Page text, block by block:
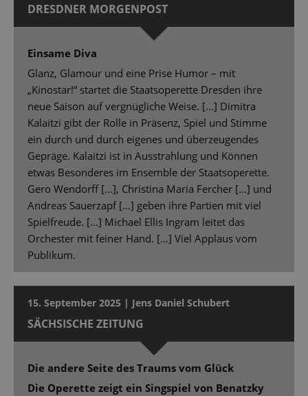
DRESDNER MORGENPOST
Einsame Diva
Glanz, Glamour und eine Prise Humor – mit
„Kinostar!“ startet die Staatsoperette Dresden ihre
neue Saison auf vergnügliche Weise. […] Dimitra
Kalaitzi gibt der Rolle in Präsenz, Spiel und Stimme
ein durch und durch eigenes und überzeugendes
Gepräge. Kalaitzi ist in Ausstrahlung und Können
etwas Besonderes im Ensemble der Staatsoperette.
Gero Wendorff […], Christina Maria Fercher […] und
Andreas Sauerzapf […] geben ihre Partien mit viel
Spielfreude. […] Michael Ellis Ingram leitet das
Orchester mit feiner Hand. […] Viel Applaus vom
Publikum.
15. September 2025 | Jens Daniel Schubert
SÄCHSISCHE ZEITUNG
Die andere Seite des Traums vom Glück
Die Operette zeigt ein Singspiel von Benatzky